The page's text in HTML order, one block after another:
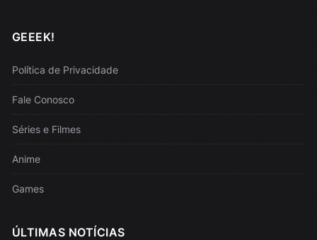
GEEEK!
Política de Privacidade
Fale Conosco
Séries e Filmes
Anime
Games
ÚLTIMAS NOTÍCIAS